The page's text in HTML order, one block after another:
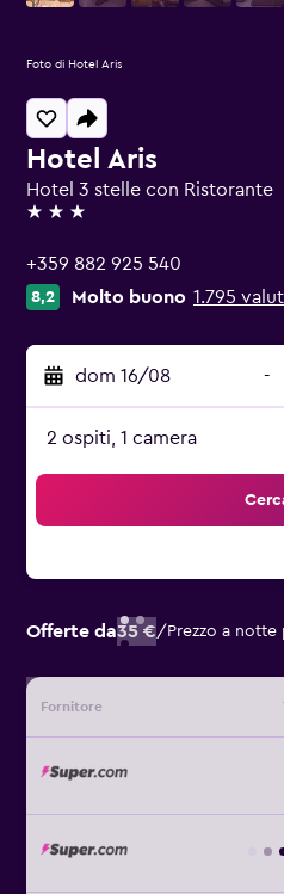
Hotel Aris
Hotel 3 stelle con Ristorante
3 stelle
+359 882 925 540
8,2 Molto buono 1.795
dom 16/08 -
2 ospiti, 1 camera
Offerte da35 €/ Prezzo a
Fornitore
Foto di Hotel Aris